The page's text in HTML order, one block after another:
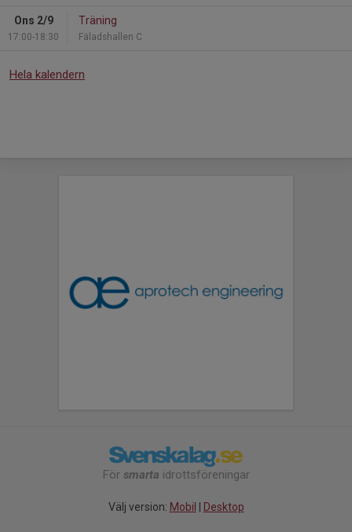
Ons 2/9
17:00-18:30
Träning
Fäladshallen C
Hela kalendern
För smarta idrottsföreningar
Välj version: Mobil Desktop